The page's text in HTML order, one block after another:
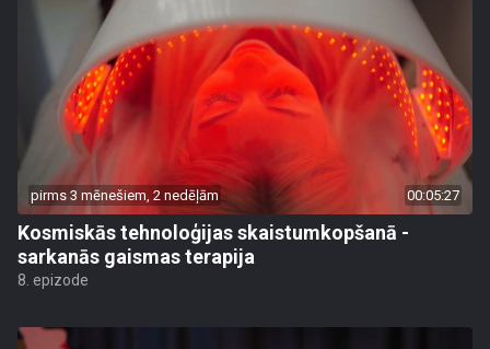
pirms 3 mēnešiem, 2 nedēļām 00:05:27
Kosmiskās tehnoloģijas skaistumkopšanā -
sarkanās gaismas terapija
8. epizode